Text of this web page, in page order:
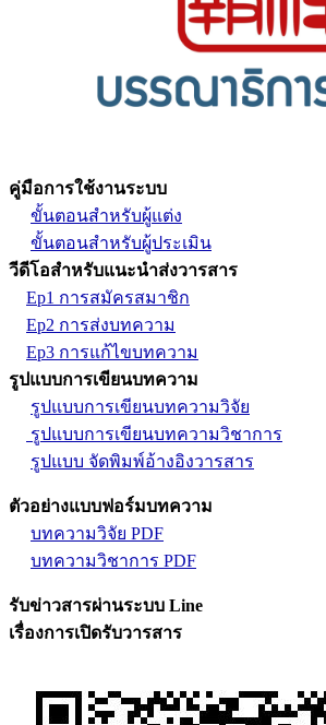
คู่มือการใช้งานระบบ
ขั้นตอนสำหรับผู้แต่ง
ขั้นตอนสำหรับผู้ประเมิน
วีดีโอสำหรับแนะนำส่งวารสาร
Ep1 การสมัครสมาชิก
Ep2 การส่งบทความ
Ep3 การแก้ไขบทความ
รูปแบบการเขียนบทความ
รูปแบบการเขียนบทความวิจัย
รูปแบบการเขียนบทความวิชาการ
รูปแบบ จัดพิมพ์อ้างอิงวารสาร
ตัวอย่างแบบฟอร์มบทความ
บทความวิจัย PDF
บทความวิชาการ PDF
รับข่าวสารผ่านระบบ Line
เรื่องการเปิดรับวารสาร